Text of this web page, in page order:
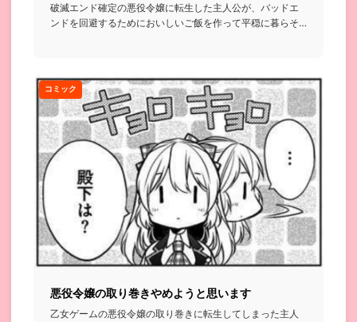
破滅エンド確定の悪役令嬢に転生した主人公が、バッドエ
ンドを回避するためにおいしいご飯を作って平穏に暮らそ
コミック
悪役令嬢の取り巻きやめようと思います
乙女ゲームの悪役令嬢の取り巻きに転生してしまった主人